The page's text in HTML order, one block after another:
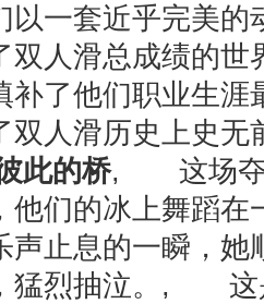
以一套近乎完美的
双人滑总成绩的世
补了他们职业生涯
双人滑历史上史无
此的桥, 这场夺
他们的冰上舞蹈在
声止息的一瞬，她
，猛烈抽泣。, 这